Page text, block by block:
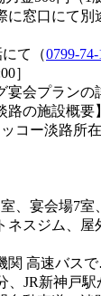
に窓口にて別
て（0799-
］
宴会プランの
路の施設概要】
所
、宴会場7
ネスジム、
関 高速バス
、JR新神戸